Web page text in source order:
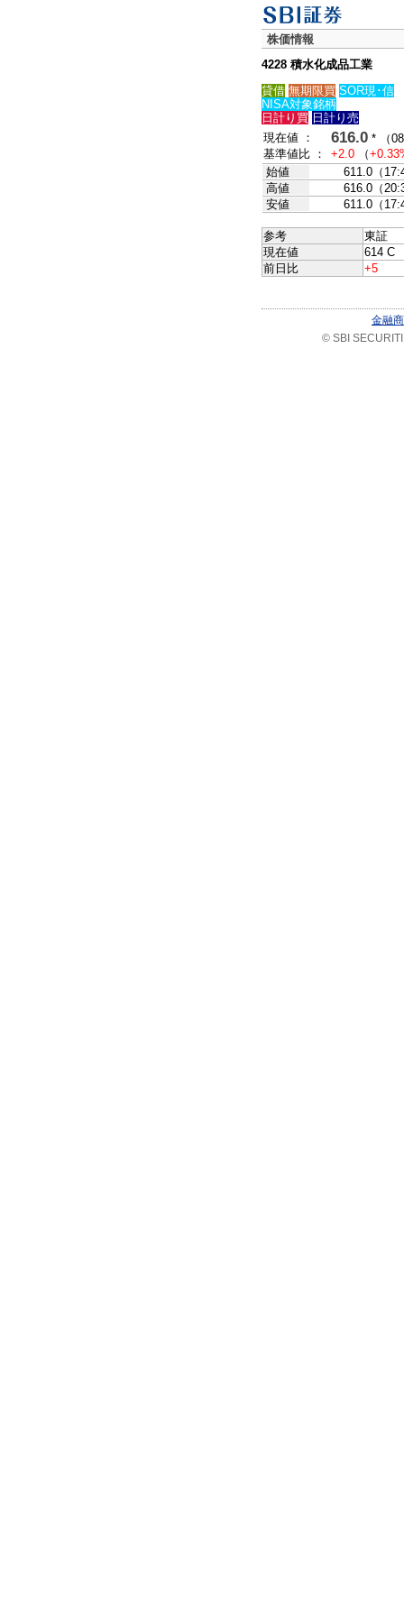
株価情報
4228 積水化成品工業
貸借 無期限買 SOR現･信
NISA対象銘柄
日計り買 日計り売
現在値 ：
616.0 * （
基準値比 ：
+2.0 （
始値
611.0（
高値
616.0（
安値
611.0（
参考
東証
現在値
614 C
前日比
+5
金融
© SBI